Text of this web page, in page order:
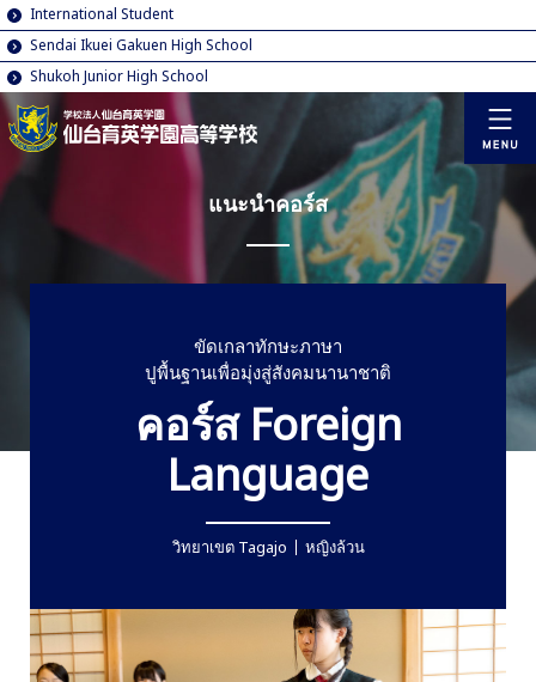
International Student
Sendai Ikuei Gakuen High School
Shukoh Junior High School
แนะนำคอร์ส
ขัดเกลาทักษะภาษา
ปูพื้นฐานเพื่อมุ่งสู่สังคมนานาชาติ
คอร์ส Foreign
Language
วิทยาเขต Tagajo หญิงล้วน